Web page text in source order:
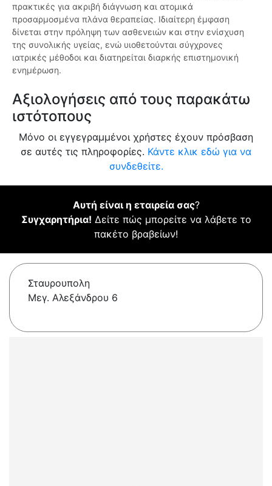
πρακτικές για ακριβή διάγνωση και ατομικά
προσαρμοσμένα πλάνα θεραπείας. Ιδιαίτερη έμφαση
δίνεται στην πρόληψη των ασθενειών και στην ενίσχυση
της συνολικής υγείας, ενώ υιοθετούνται σύγχρονες
ιατρικές μέθοδοι και διατηρείται διαρκής επιστημονική
ενημέρωση.
Αξιολογήσεις από τους παρακάτω
ιστότοπους
Μόνο οι εγγεγραμμένοι χρήστες έχουν πρόσβαση
σε αυτές τις πληροφορίες. Κάντε κλικ εδώ για να
συνδεθείτε.
Αυτή είναι η εταιρεία σας?
Συγχαρητήρια! Δείτε πώς μπορείτε να λάβετε το
πακέτο βραβείων!
Σταυρουπολη
Μεγ. Αλεξάνδρου 6